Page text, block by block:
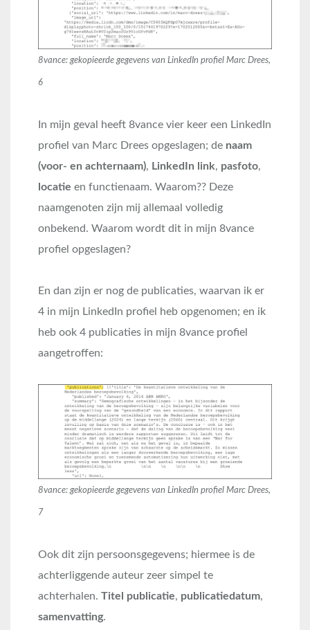
8vance: gekopieerde gegevens van LinkedIn profiel Marc Drees,
6
In mijn geval heeft 8vance vier keer een LinkedIn
profiel van Marc Drees opgeslagen; de naam
(voor- en achternaam), LinkedIn link, pasfoto,
locatie en functienaam. Waarom?? Deze
naamgenoten zijn mij allemaal volledig
onbekend. Waarom wordt dit in mijn 8vance
profiel opgeslagen?
En dan zijn er nog de publicaties, waarvan ik er
4 in mijn LinkedIn profiel heb opgenomen; en ik
heb ook 4 publicaties in mijn 8vance profiel
aangetroffen:
8vance: gekopieerde gegevens van LinkedIn profiel Marc Drees,
7
Ook dit zijn persoonsgegevens; hiermee is de
achterliggende auteur zeer simpel te
achterhalen. Titel publicatie, publicatiedatum,
samenvatting.